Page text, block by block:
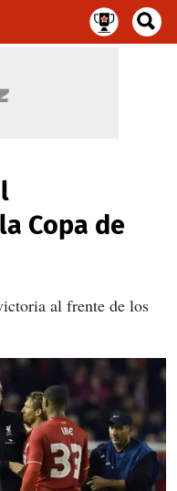
Copa de
al frente de los